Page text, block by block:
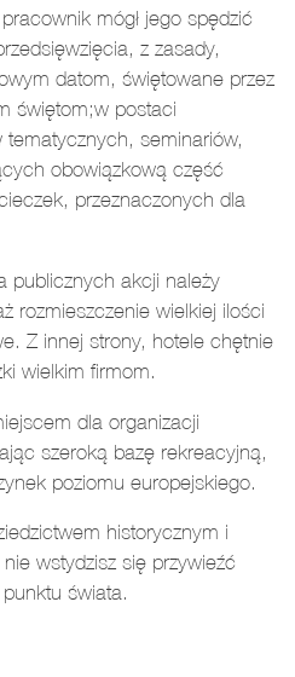
mógł jego spędzić
z zasady,
datom, świętowane przez
świętom;w postaci
tematycznych, seminariów,
obowiązkową część
przeznaczonych dla
publicznych akcji należy
rozmieszczenie wielkiej ilości
Z innej strony, hotele chętnie
wielkim firmom.
dla organizacji
szeroką bazę rekreacyjną,
poziomu europejskiego.
historycznym i
wstydzisz się przywieźć
świata.